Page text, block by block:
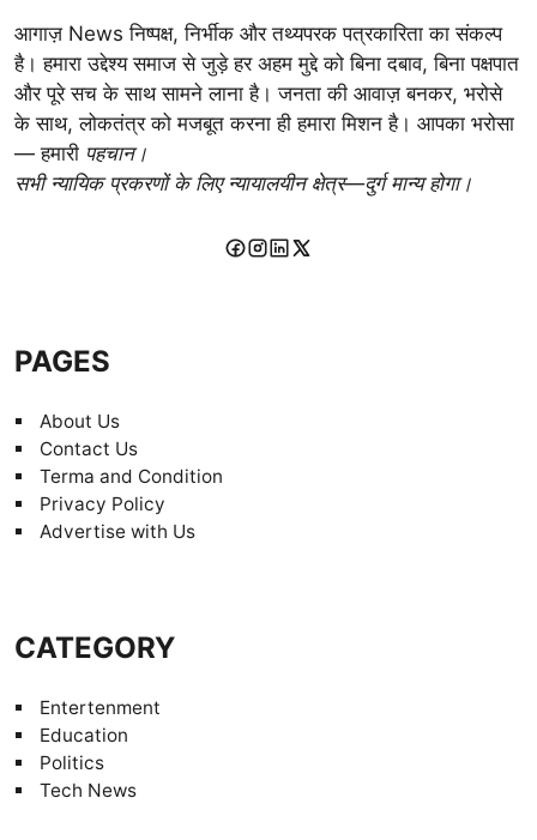
आगाज़ News निष्पक्ष, निर्भीक और तथ्यपरक पत्रकारिता का संकल्प
है। हमारा उद्देश्य समाज से जुड़े हर अहम मुद्दे को बिना दबाव, बिना पक्षपात
और पूरे सच के साथ सामने लाना है। जनता की आवाज़ बनकर, भरोसे
के साथ, लोकतंत्र को मजबूत करना ही हमारा मिशन है। आपका भरोसा
— हमारी पहचान।
सभी न्यायिक प्रकरणों के लिए न्यायालयीन क्षेत्र—दुर्ग मान्य होगा।
PAGES
About Us
Contact Us
Terma and Condition
Privacy Policy
Advertise with Us
CATEGORY
Entertenment
Education
Politics
Tech News